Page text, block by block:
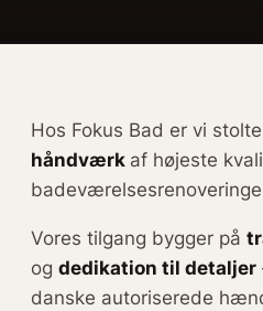
Hos Fokus Bad er vi
håndværk af højeste
Vores tilgang bygger på
og dedikation til detaljer
danske autoriserede